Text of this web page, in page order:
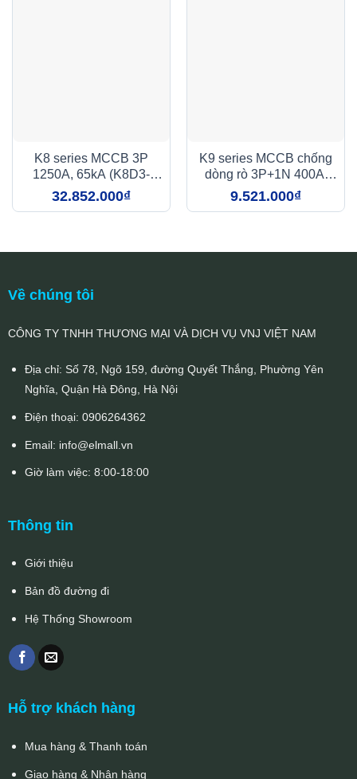
K8 series MCCB 3P
1250A, 65kA (K8D3-
1250)
32.852.000₫
K9 series MCCB chống
dòng rò 3P+1N 400A,
65kA,
9.521.000₫
Về chúng tôi
CÔNG TY TNHH THƯƠNG MẠI VÀ DỊCH VỤ VNJ VIỆT NAM
Địa chỉ: Số 78, Ngõ 159, đường Quyết Thắng, Phường Yên
Nghĩa, Quận Hà Đông, Hà Nội
Điện thoại: 0906264362
Email: info@elmall.vn
Giờ làm việc: 8:00-18:00
Thông tin
Giới thiệu
Bản đồ đường đi
Hệ Thống Showroom
Hỗ trợ khách hàng
Mua hàng & Thanh toán
Giao hàng & Nhận hàng